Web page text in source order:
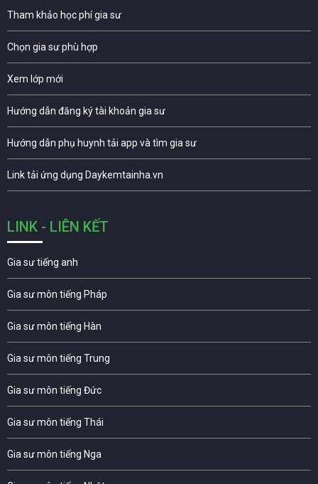
Tham khảo học phí gia sư
Chọn gia sư phù hợp
Xem lớp mới
Hướng dẫn đăng ký tài khoản gia sư
Hướng dẫn phụ huynh tải app và tìm gia sư
Link tải ứng dụng Daykemtainha.vn
LINK - LIÊN KẾT
Gia sư tiếng anh
Gia sư môn tiếng Pháp
Gia sư môn tiếng Hàn
Gia sư môn tiếng Trung
Gia sư môn tiếng Đức
Gia sư môn tiếng Thái
Gia sư môn tiếng Nga